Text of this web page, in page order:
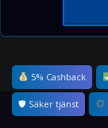
5% Cashback
🛡 Säker tjänst